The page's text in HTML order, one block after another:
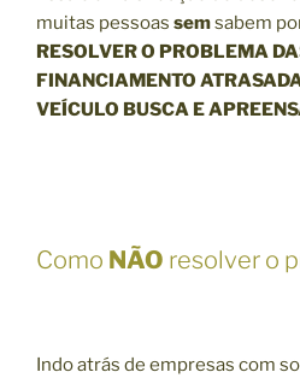
muitas pessoas semsabem
RESOLVER O PROBLEMA
FINANCIAMENTO
VEÍCULO BUSCA E
Como NÃO resolver o
Indo atrás de empresas com